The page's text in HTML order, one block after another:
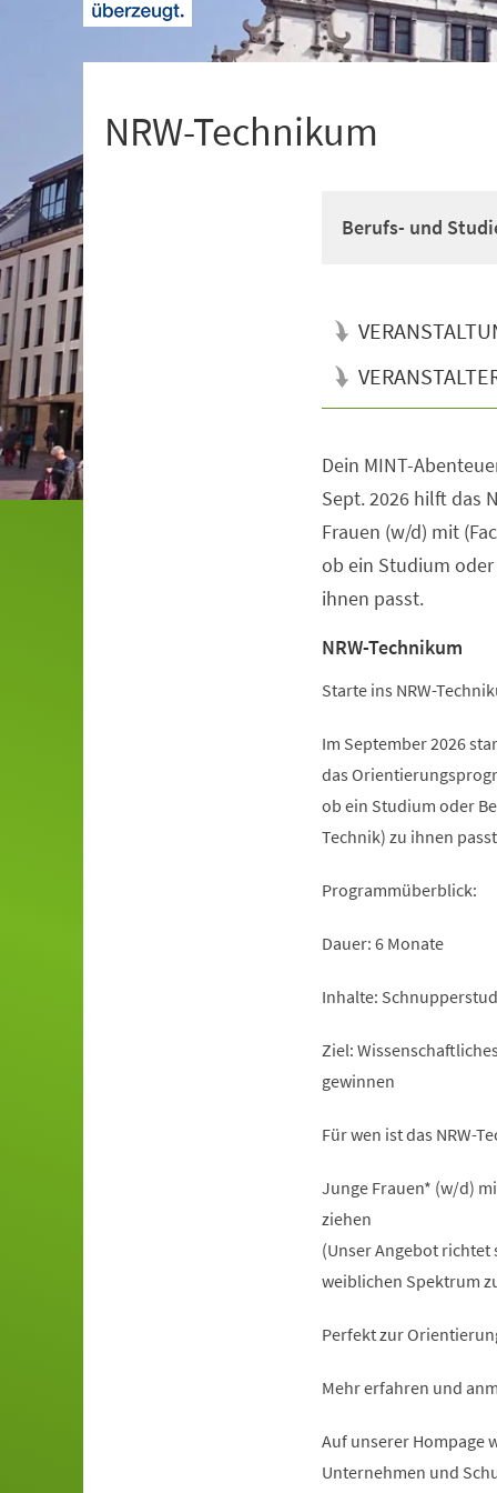
NRW-Technikum
Berufs- und
Dein MINT-
Sept. 2026 hilft das
Frauen (w/d) mit
ob ein Studium
ihnen passt.
NRW-Technikum
Starte ins NRW-
Im September 2026
das
ob ein Studium oder
Technik) zu ihnen
Programmüberblick:
Dauer: 6 Monate
Inhalte:
Ziel:
gewinnen
Für wen ist das NRW-
Junge Frauen* (w/d)
ziehen
(Unser Angebot richtet
weiblichen Spektrum
Perfekt zur
Mehr erfahren und
Auf unserer Hompage
Unternehmen und